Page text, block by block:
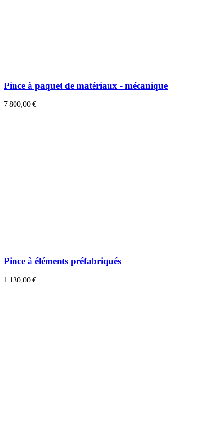
Pince à paquet de matériaux - mécanique
7 800,00 €
Pince à éléments préfabriqués
1 130,00 €